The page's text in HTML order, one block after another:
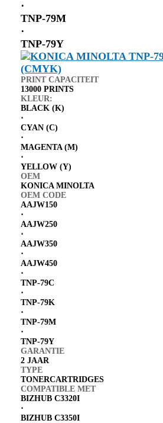
⋅
TNP-79M
⋅
TNP-79Y
PRINT CAPACITEIT
13000 PRINTS
KLEUR:
BLACK (K)
⋅
CYAN (C)
⋅
MAGENTA (M)
⋅
YELLOW (Y)
OEM
KONICA MINOLTA
OEM CODE
AAJW150
⋅
AAJW250
⋅
AAJW350
⋅
AAJW450
⋅
TNP-79C
⋅
TNP-79K
⋅
TNP-79M
⋅
TNP-79Y
GARANTIE
2 JAAR
TYPE
TONERCARTRIDGES
COMPATIBLE MET
BIZHUB C3320I
⋅
BIZHUB C3350I